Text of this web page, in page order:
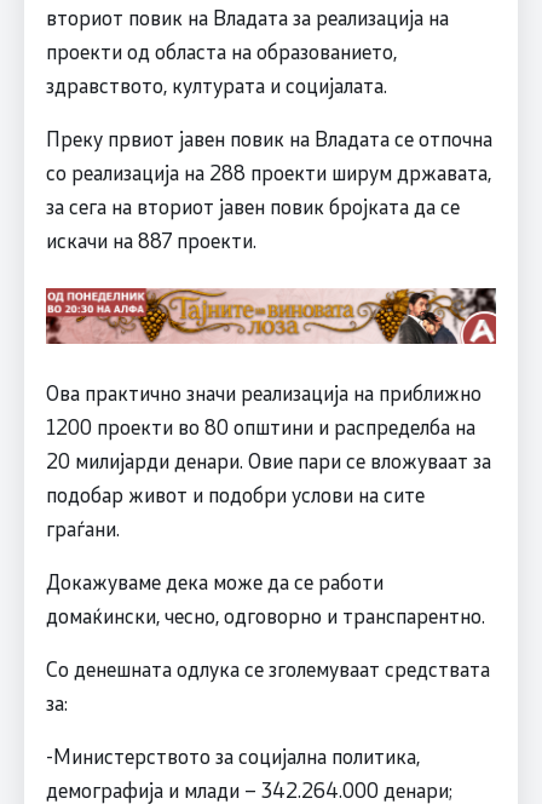
вториот повик на Владата за реализација на
проекти од областа на образованието,
здравството, културата и социјалата.
Преку првиот јавен повик на Владата се отпочна
со реализација на 288 проекти ширум државата,
за сега на вториот јавен повик бројката да се
искачи на 887 проекти.
Ова практично значи реализација на приближно
1200 проекти во 80 општини и распределба на
20 милијарди денари. Овие пари се вложуваат за
подобар живот и подобри услови на сите
граѓани.
Докажуваме дека може да се работи
домаќински, чесно, одговорно и транспарентно.
Со денешната одлука се зголемуваат средствата
за:
-Министерството за социјална политика,
демографија и млади – 342.264.000 денари;